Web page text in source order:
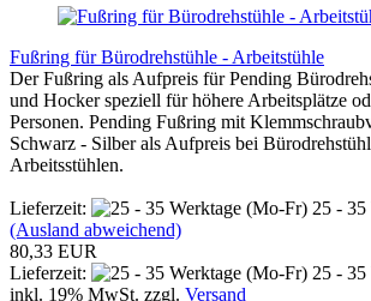
Fußring für Bürodrehstühle - Arbeitstühle
Der Fußring als Aufpreis für Pending
und Hocker speziell für höhere Arbeitsplätze
Personen. Pending Fußring mit
Schwarz - Silber als Aufpreis bei
Arbeitsstühlen.
Lieferzeit:
25 -
(Ausland abweichend)
80,33 EUR
Lieferzeit:
25 -
inkl. 19% MwSt. zzgl. Versand